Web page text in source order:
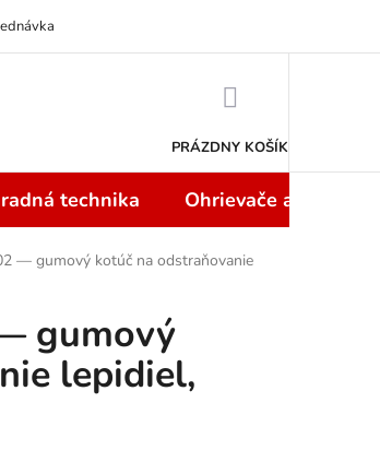
PRÁZDNY KOŠÍK
technika Ohrievače a
— gumový kotúč na odstraňovanie
gumový
lepidiel,